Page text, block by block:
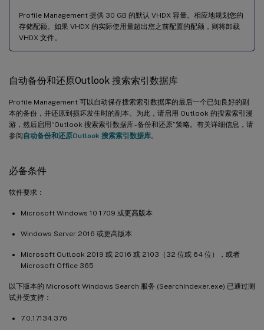
Profile Management 提供 30 GB 的默认 VHDX 容量。相应地规划您的
存储配额。如果 VHDX 的实际使用量超出您之前配置的配额，则将卸载
VHDX 文件。
自动备份和还原Outlook 搜索索引数据库
Profile Management 可以自动保存搜索索引数据库的最后一个已知良好的副
本的备份，并还原到损坏发生时的副本。为此，请启用 Outlook 的搜索索引漫
游，然后启用“Outlook 搜索索引数据库 - 备份和还原”策略。有关详细信息，请
参阅自动备份和还原Outlook 搜索索引数据库。
必备条件
软件要求：
Microsoft Windows 10 1709 或更高版本
Windows Server 2016 或更高版本
Microsoft Outlook 2019 或 2016 或 2103（32 位或 64 位），或者
Microsoft Office 365
以下版本的 Microsoft Windows Search 服务 (SearchIndexer.exe) 已通过测
试并受支持：
7.0.17134.376